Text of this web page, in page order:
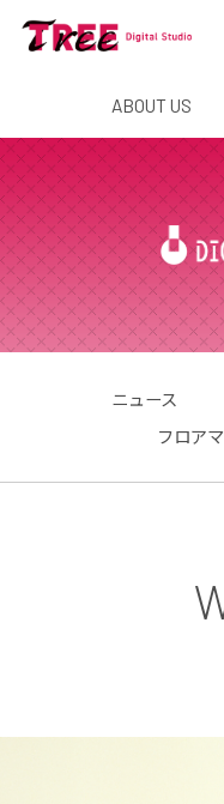
ABOUT US
ニュース
フロア